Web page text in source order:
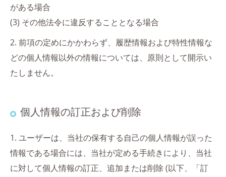
がある場合
(3) その他法令に違反することとなる場合
2. 前項の定めにかかわらず、履歴情報および特性情報な
どの個人情報以外の情報については、原則として開示い
たしません。
個人情報の訂正および削除
1. ユーザーは、当社の保有する自己の個人情報が誤った
情報である場合には、当社が定める手続きにより、当社
に対して個人情報の訂正、追加または削除 (以下、「訂